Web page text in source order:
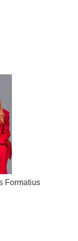
Formatius